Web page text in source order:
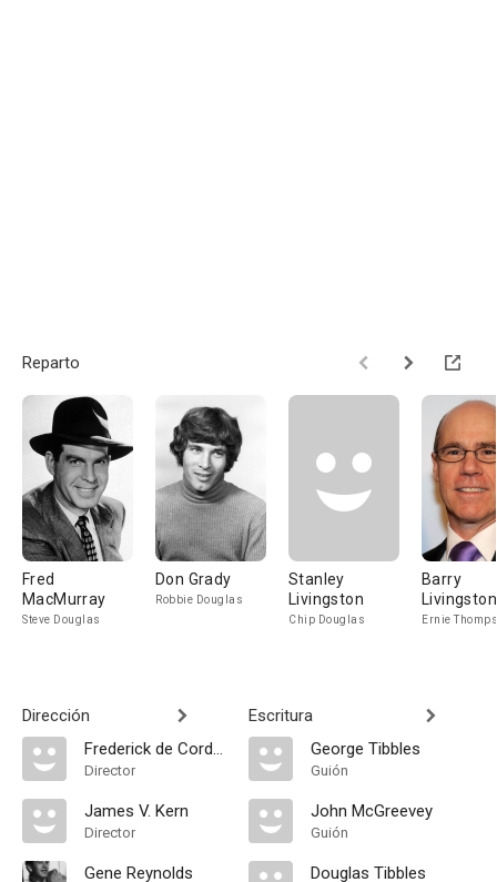
Reparto
Fred
MacMurray
Steve Douglas
Don Grady
Robbie Douglas
Stanley
Livingston
Chip Douglas
Barry
Livingston
Ernie
Dirección
Frederick de Cordova
Director
James V. Kern
Director
Gene Reynolds
Escritura
George Tibbles
Guión
John McGreevey
Guión
Douglas Tibbles